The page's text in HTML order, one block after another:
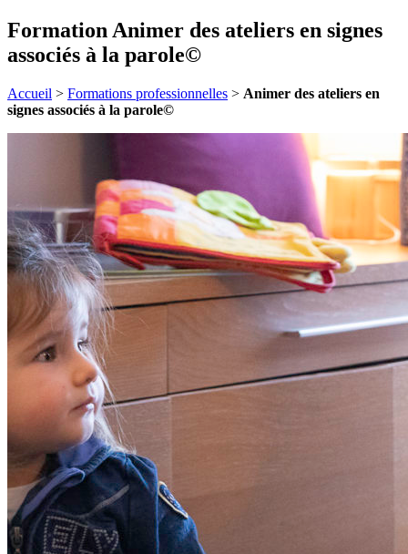
Formation Animer des ateliers en signes
associés à la parole©
Accueil > Formations professionnelles > Animer des ateliers en
signes associés à la parole©